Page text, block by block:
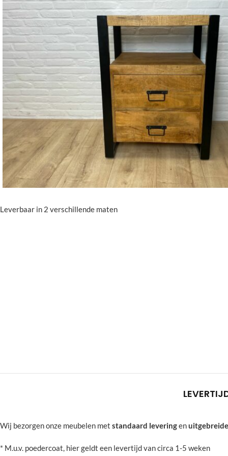
Leverbaar in 2 verschillende maten
Wij bezorgen onze meubelen met standaard leveringen
* M.u.v. poedercoat, hier geldt een levertijd van circa 1-5 weken